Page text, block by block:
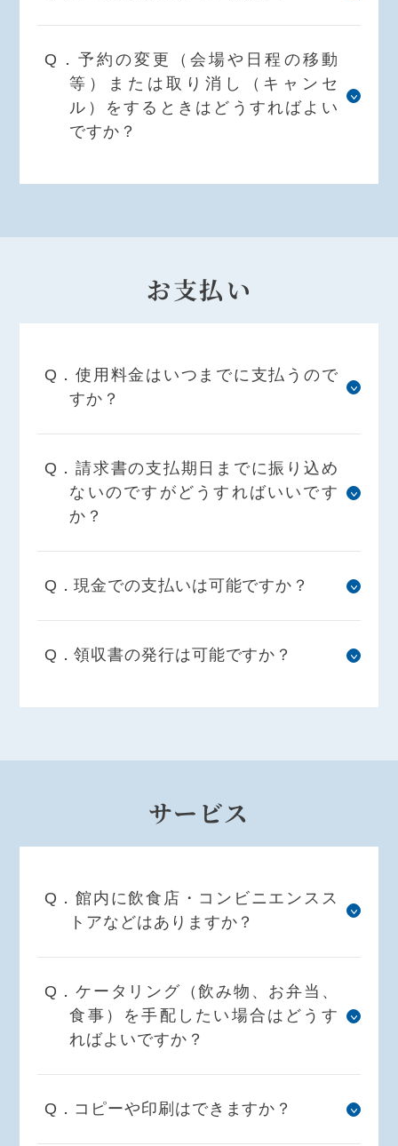
Q．予約の変更（会場や日程の移動
等）または取り消し（キャンセ
ル）をするときはどうすればよい
ですか？
お支払い
Q．使用料金はいつまでに支払うので
すか？
Q．請求書の支払期日までに振り込め
ないのですがどうすればいいです
か？
Q．現金での支払いは可能ですか？
Q．領収書の発行は可能ですか？
サービス
Q．館内に飲食店・コンビニエンスス
トアなどはありますか？
Q．ケータリング（飲み物、お弁当、
食事）を手配したい場合はどうす
ればよいですか？
Q．コピーや印刷はできますか？